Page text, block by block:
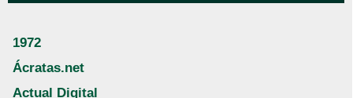
1972
Ácratas.net
Actual Digital